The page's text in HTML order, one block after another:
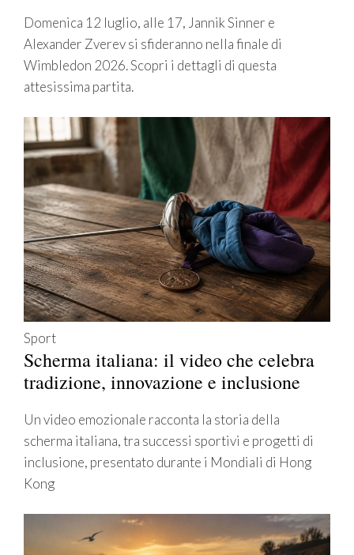
Domenica 12 luglio, alle 17, Jannik Sinner e
Alexander Zverev si sfideranno nella finale di
Wimbledon 2026. Scopri i dettagli di questa
attesissima partita.
Sport
Scherma italiana: il video che celebra
tradizione, innovazione e inclusione
Un video emozionale racconta la storia della
scherma italiana, tra successi sportivi e progetti di
inclusione, presentato durante i Mondiali di Hong
Kong